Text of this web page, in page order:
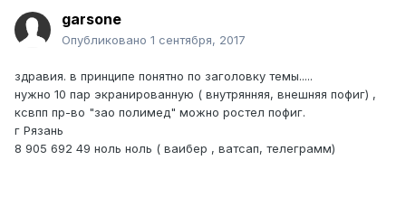
garsone
Опубликовано 1 сентября, 2017
здравия. в принципе понятно по заголовку темы.....
нужно 10 пар экранированную ( внутрянняя, внешняя пофиг) ,
ксвпп пр-во "зао полимед" можно ростел пофиг.
г Рязань
8 905 692 49 ноль ноль ( ваибер , ватсап, телеграмм)